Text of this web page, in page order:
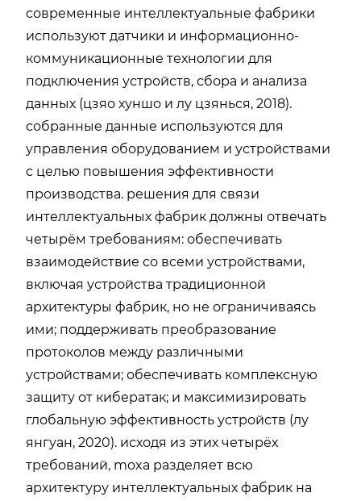
современные интеллектуальные фабрики
используют датчики и информационно-
коммуникационные технологии для
подключения устройств, сбора и анализа
данных (цзяо хуншо и лу цзянься, 2018).
собранные данные используются для
управления оборудованием и устройствами
с целью повышения эффективности
производства. решения для связи
интеллектуальных фабрик должны отвечать
четырём требованиям: обеспечивать
взаимодействие со всеми устройствами,
включая устройства традиционной
архитектуры фабрик, но не ограничиваясь
ими; поддерживать преобразование
протоколов между различными
устройствами; обеспечивать комплексную
защиту от кибератак; и максимизировать
глобальную эффективность устройств (лу
янгуан, 2020). исходя из этих четырёх
требований, moxa разделяет всю
архитектуру интеллектуальных фабрик на